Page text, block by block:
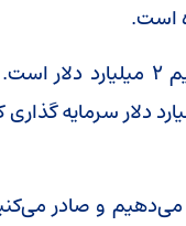
است.
وی افزود: الان کل ارزی که به
برای هوش مصنوعی در امارات فقط ۶
می‌دهیم و صادر